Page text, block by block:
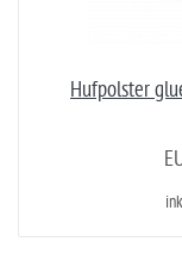
Hufpolster